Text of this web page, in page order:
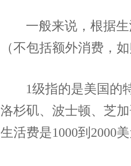
一般来说，根据
（不包括额外消费，
1级指的是美国的
洛杉矶、波士顿、芝
生活费是1000到2000美